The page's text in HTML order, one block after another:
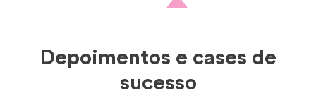
Depoimentos e cases de
sucesso